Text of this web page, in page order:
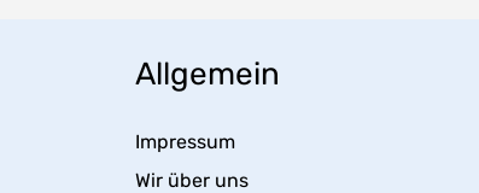
Allgemein
Impressum
Wir über uns